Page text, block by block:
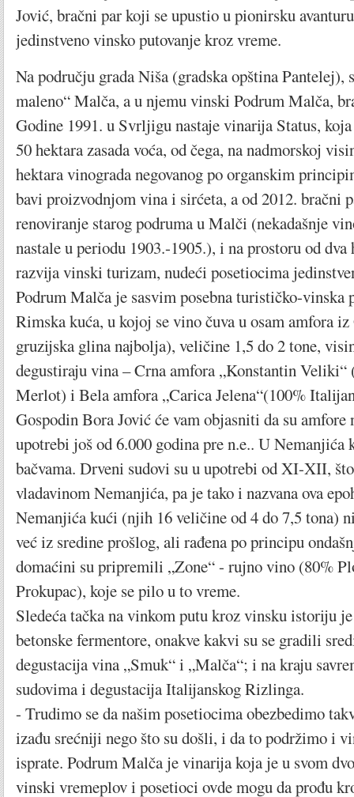
Jović, bračni par koji se upustio u pionirsku
jedinstveno vinsko putovanje kroz vreme.
Na području grada Niša (gradska opština Pantelej),
maleno“ Malča, a u njemu vinski Podrum Malča,
Godine 1991. u Svrljigu nastaje vinarija Status,
50 hektara zasada voća, od čega, na nadmorskoj
hektara vinograda negovanog po organskim
bavi proizvodnjom vina i sirćeta, a od 2012. bračni
renoviranje starog podruma u Malči (nekadašnje
nastale u periodu 1903.-1905.), i na prostoru od
razvija vinski turizam, nudeći posetiocima
Podrum Malča je sasvim posebna turističko-vinska
Rimska kuća, u kojoj se vino čuva u osam amfora
gruzijska glina najbolja), veličine 1,5 do 2 tone,
degustiraju vina – Crna amfora „Konstantin Veliki“
Merlot) i Bela amfora „Carica Jelena“(100%
Gospodin Bora Jović će vam objasniti da su
upotrebi još od 6.000 godina pre n.e.. U Nemanjića
bačvama. Drveni sudovi su u upotrebi od XI-XII,
vladavinom Nemanjića, pa je tako i nazvana ova
Nemanjića kući (njih 16 veličine od 4 do 7,5 tona)
već iz sredine prošlog, ali rađena po principu
domaćini su pripremili „Zone“ - rujno vino (80%
Prokupac), koje se pilo u to vreme.
Sledeća tačka na vinkom putu kroz vinsku istoriju
betonske fermentore, onakve kakvi su se gradili
degustacija vina „Smuk“ i „Malča“; i na kraju
sudovima i degustacija Italijanskog Rizlinga.
- Trudimo se da našim posetiocima obezbedimo
izađu srećniji nego što su došli, i da to podržimo i
isprate. Podrum Malča je vinarija koja je u svom
vinski vremeplov i posetioci ovde mogu da prođu